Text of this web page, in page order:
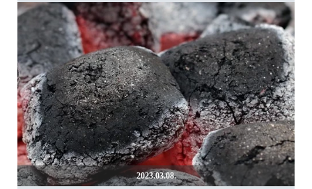
2023.03.08.